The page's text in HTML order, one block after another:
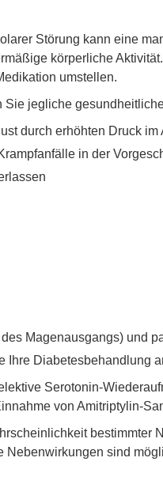
Störung kann eine
körperliche
umstellen.
Sie jegliche
durch erhöhten Druck im
in der
Magenausgangs) und
Ihre Diabetesbehandlung
Serotonin-
von Amitriptylin-
Nebenwirkungen sind